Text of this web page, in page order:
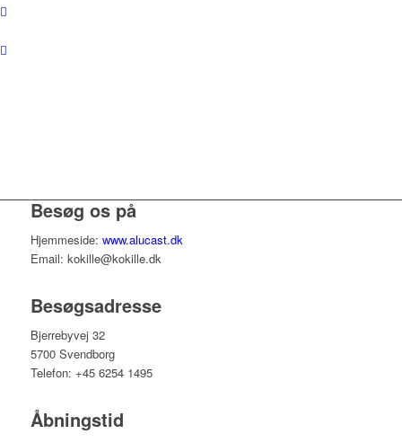
Besøg os på
Hjemmeside: www.alucast.dk
Email: kokille@kokille.dk
Besøgsadresse
Bjerrebyvej 32
5700 Svendborg
Telefon: +45 6254 1495
Åbningstid